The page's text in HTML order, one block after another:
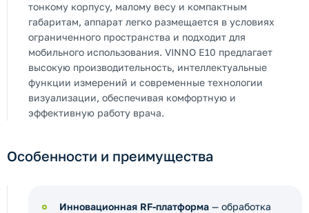
тонкому корпусу, малому весу и компактным
габаритам, аппарат легко размещается в условиях
ограниченного пространства и подходит для
мобильного использования. VINNO E10 предлагает
высокую производительность, интеллектуальные
функции измерений и современные технологии
визуализации, обеспечивая комфортную и
эффективную работу врача.
Особенности и преимущества
Инновационная RF-платформа — обработка